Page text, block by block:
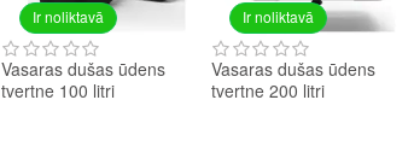
Ir noliktavā
Vasaras dušas ūdens
tvertne 100 litri
Ir noliktavā
Vasaras dušas ūdens
tvertne 200 litri